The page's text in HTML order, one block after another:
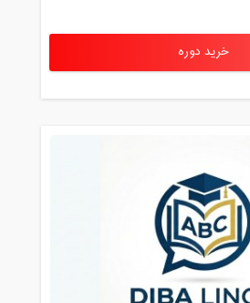
خرید دوره